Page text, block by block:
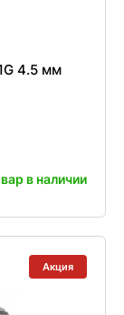
4.5 мм
в наличии
Акция